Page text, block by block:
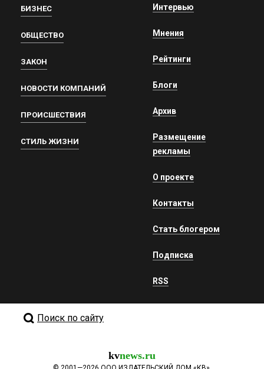
БИЗНЕС
ОБЩЕСТВО
ЗАКОН
НОВОСТИ КОМПАНИЙ
ПРОИСШЕСТВИЯ
СТИЛЬ ЖИЗНИ
Интервью
Мнения
Рейтинги
Блоги
Архив
Размещение
рекламы
О проекте
Контакты
Стать блогером
Подписка
RSS
Поиск по сайту
kvnews.ru